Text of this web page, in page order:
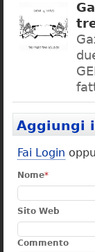
Aggiungi
Fai Login
Nome*
Sito Web
Commento